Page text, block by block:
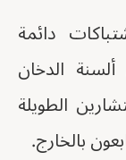
دائمة
الدخان
الطويلة
بالخارج.